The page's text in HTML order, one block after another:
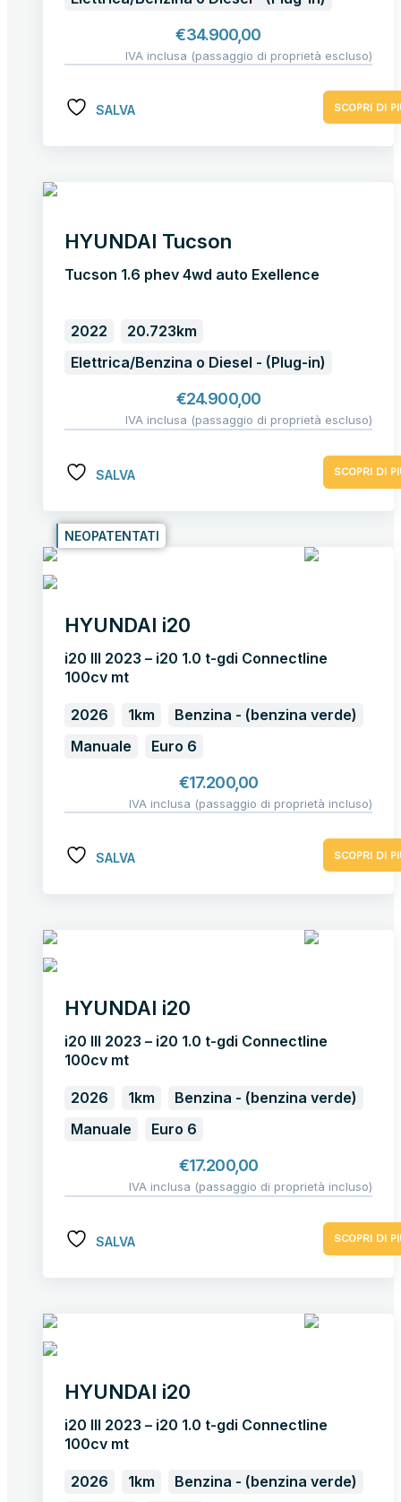
€34.900,00
IVA inclusa (passaggio di proprietà escluso)
SALVA SCOPRI DI
HYUNDAI Tucson
Tucson 1.6 phev 4wd auto Exellence
2022
20.723km
Elettrica/Benzina o Diesel - (Plug-in)
€24.900,00
IVA inclusa (passaggio di proprietà escluso)
SALVA SCOPRI DI
NEOPATENTATI
HYUNDAI i20
i20 III 2023 – i20 1.0 t-gdi Connectline
100cv mt
2026 1km
Benzina - (benzina verde)
Manuale
Euro 6
€17.200,00
IVA inclusa (passaggio di proprietà incluso)
SALVA SCOPRI DI
HYUNDAI i20
i20 III 2023 – i20 1.0 t-gdi Connectline
100cv mt
2026 1km
Benzina - (benzina verde)
Manuale
Euro 6
€17.200,00
IVA inclusa (passaggio di proprietà incluso)
SALVA SCOPRI DI
HYUNDAI i20
i20 III 2023 – i20 1.0 t-gdi Connectline
100cv mt
2026 1km
Benzina - (benzina verde)